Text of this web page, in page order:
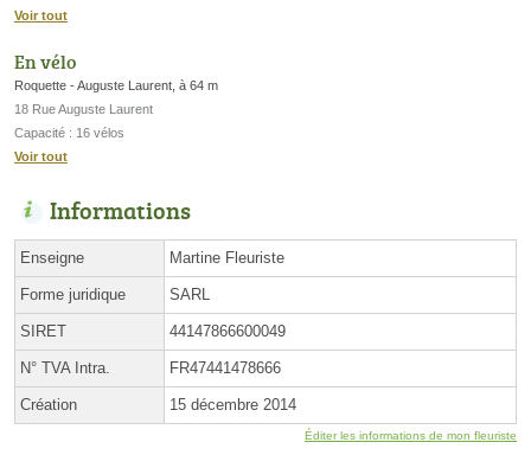
Voir tout
En vélo
Roquette - Auguste Laurent, à 64 m
18 Rue Auguste Laurent
Capacité : 16 vélos
Voir tout
Informations
Enseigne Martine Fleuriste
Forme juridique SARL
SIRET 44147866600049
N° TVA Intra. FR47441478666
Création 15 décembre 2014
Éditer les informations de mon fleuriste